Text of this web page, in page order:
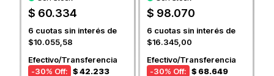
$ 60.334
6 cuotas sin interés de
$10.055,58
Efectivo/Transferencia
-30% Off: $ 42.233
$ 98.070
6 cuotas sin interés de
$16.345,00
Efectivo/Transferencia
-30% Off: $ 68.649